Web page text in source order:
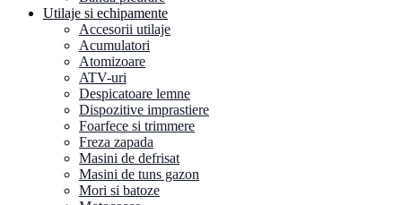
Utilaje si echipamente
Accesorii utilaje
Acumulatori
Atomizoare
ATV-uri
Despicatoare lemne
Dispozitive imprastiere
Foarfece si trimmere
Freza zapada
Masini de defrisat
Masini de tuns gazon
Mori si batoze